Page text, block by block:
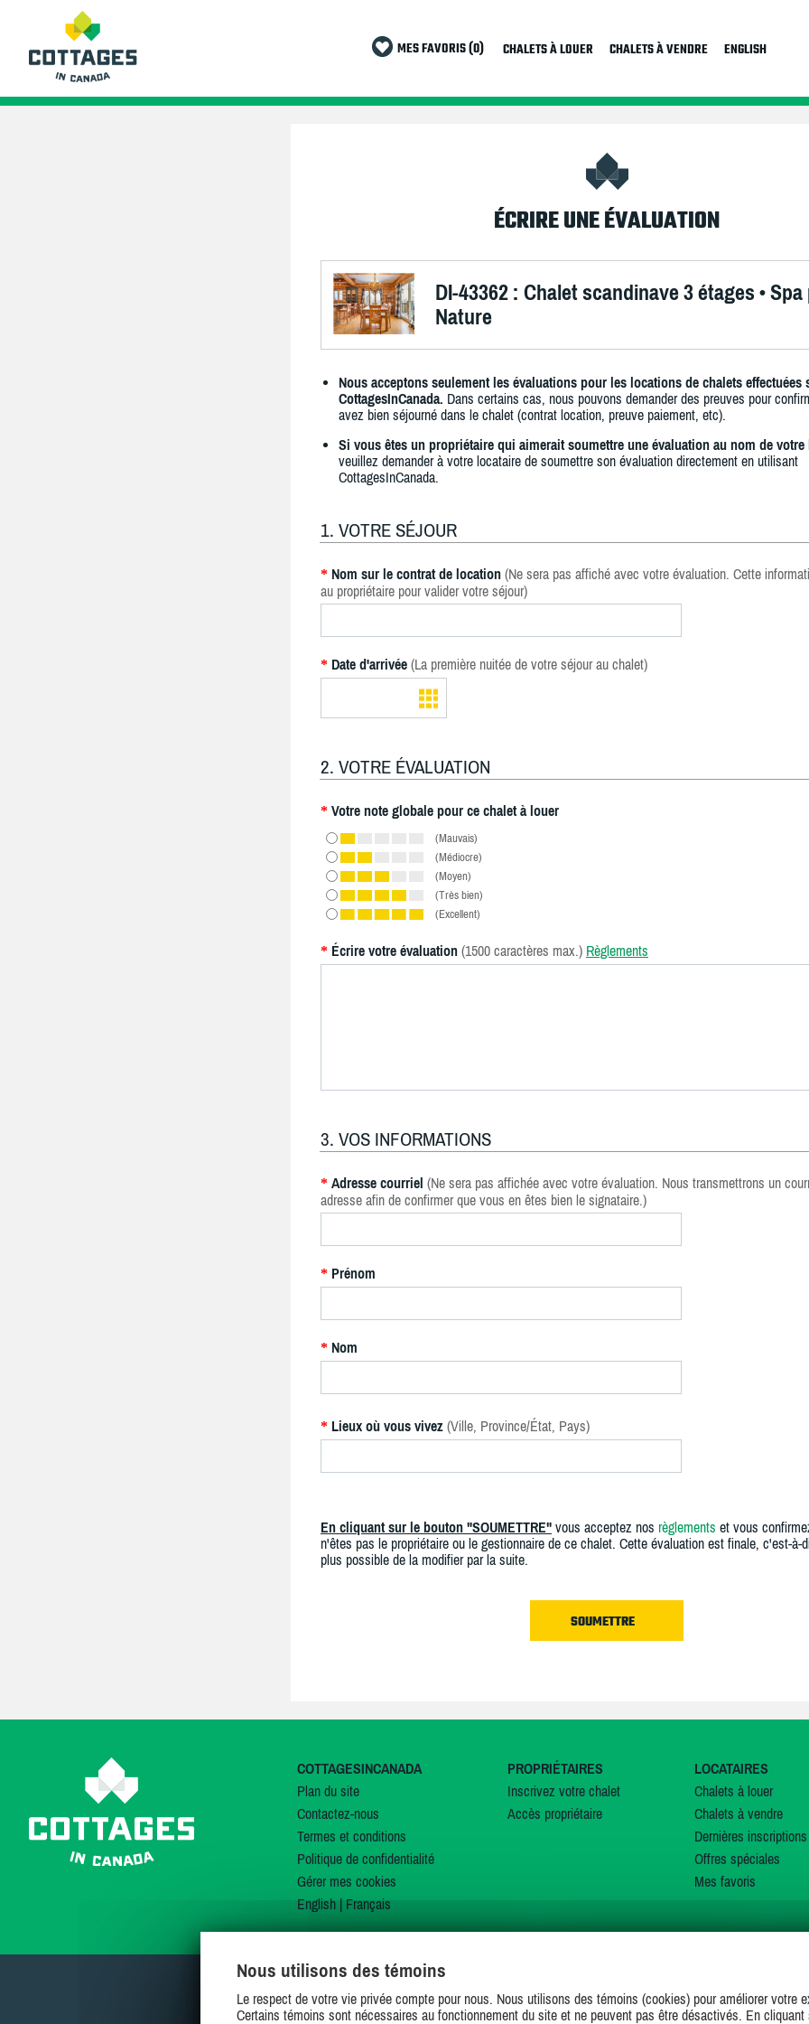
MES FAVORIS (0) CHALETS À LOUER CHALETS À VENDRE ENGLISH
ÉCRIRE UNE ÉVALUATION
DI-43362 : Chalet scandinave 3 étages • Spa
Nature
Nous acceptons seulement les évaluations pour les locations de chalets effectuées
CottagesInCanada. Dans certains cas, nous pouvons demander des preuves pour
avez bien séjourné dans le chalet (contrat location, preuve paiement, etc).
Si vous êtes un propriétaire qui aimerait soumettre une évaluation au nom de votre
veuillez demander à votre locataire de soumettre son évaluation directement en utilisant
CottagesInCanada.
1. VOTRE SÉJOUR
* Nom sur le contrat de location (Ne sera pas affiché avec votre évaluation. Cette
au propriétaire pour valider votre séjour)
* Date d'arrivée (La première nuitée de votre séjour au chalet)
2. VOTRE ÉVALUATION
* Votre note globale pour ce chalet à louer
(Mauvais)
(Médiocre)
(Moyen)
(Très bien)
(Excellent)
* Écrire votre évaluation (1500 caractères max.) Règlements
3. VOS INFORMATIONS
* Adresse courriel (Ne sera pas affichée avec votre évaluation. Nous transmettrons un
adresse afin de confirmer que vous en êtes bien le signataire.)
* Prénom
* Nom
* Lieux où vous vivez (Ville, Province/État, Pays)
En cliquant sur le bouton "SOUMETTRE" vous acceptez nos règlements et vous
n'êtes pas le propriétaire ou le gestionnaire de ce chalet. Cette évaluation est finale, c'est-à-
plus possible de la modifier par la suite.
COTTAGESINCANADA
Plan du site
Contactez-nous
Termes et conditions
Politique de confidentialité
Gérer mes cookies
English| Français
PROPRIÉTAIRES
Inscrivez votre chalet
Accès propriétaire
LOCATAIRES
Chalets à louer
Chalets à vendre
Dernières inscriptions
Offres spéciales
Mes favoris
SUIVEZ-NOUS SUR
Nous utilisons des témoins
Le respect de votre vie privée compte pour nous. Nous utilisons des témoins (cookies) pour améliorer votre
Certains témoins sont nécessaires au fonctionnement du site et ne peuvent pas être désactivés. En